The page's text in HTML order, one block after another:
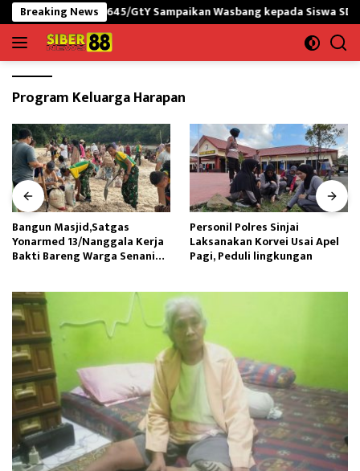
Langsung
ke
konten
Breaking News
yonif 645/GtY Sampaikan Wasbang kepada Siswa SDN Gunung
Program Keluarga Harapan
Bangun Masjid,Satgas
Yonarmed 13/Nanggala Kerja
Bakti Bareng Warga Senaning
Personil Polres Sinjai
Laksanakan Korvei Usai Apel
Pagi, Peduli lingkungan